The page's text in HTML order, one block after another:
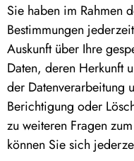
Sie haben im Rahmen
Bestimmungen
Auskunft über Ihre
Daten, deren Herkunft
der Datenverarbeitung
Berichtigung oder
zu weiteren Fragen
können Sie sich